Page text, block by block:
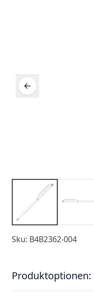
Sku: B4B2362-004
Produktoptionen: